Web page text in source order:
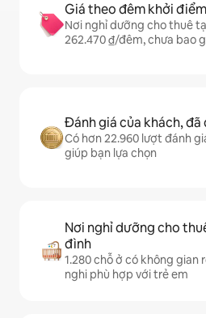
Giá theo đêm khởi điểm
Nơi nghỉ dưỡng cho thuê
262.470 ₫/đêm, chưa bao
Đánh giá của khách, đã
Có hơn 22.960 lượt đánh
giúp bạn lựa chọn
Nơi nghỉ dưỡng cho
đình
1.280 chỗ ở có không gian
nghi phù hợp với trẻ em